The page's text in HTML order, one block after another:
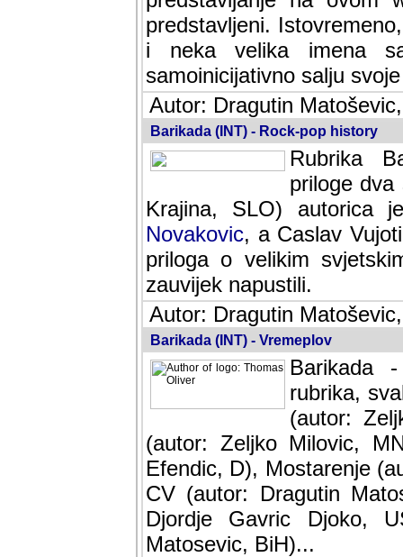
predstavljeni.
i neka velika imena
samoinicijativno salju
Autor: Dragutin
Barikada (INT) - Rock-pop history
Rubrika
dva
SLO) autorica je velikog
Caslav Vujotic
velikim svjetskim
napustili.
Autor: Dragutin
Barikada (INT) - Vremeplov
Barikada
rubrika,
(autor:
(autor: Zeljko Milovic,
Efendic, D), Mostarenje
CV (autor: Dragutin
Djordje Gavric Djoko,
Matosevic, BiH)...